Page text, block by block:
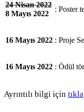
24 Nisan 2022
8 Mayıs 2022
: Poster
16 Mayıs 2022 : Proje
16 Mayıs 2022 : Ödül
Ayrıntılı bilgi için